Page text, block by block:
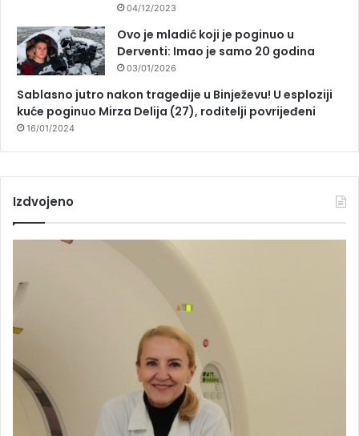
04/12/2023
Ovo je mladić koji je poginuo u
Derventi: Imao je samo 20 godina
03/01/2026
Sablasno jutro nakon tragedije u Binježevu! U esploziji
kuće poginuo Mirza Delija (27), roditelji povrijeđeni
16/01/2024
Izdvojeno